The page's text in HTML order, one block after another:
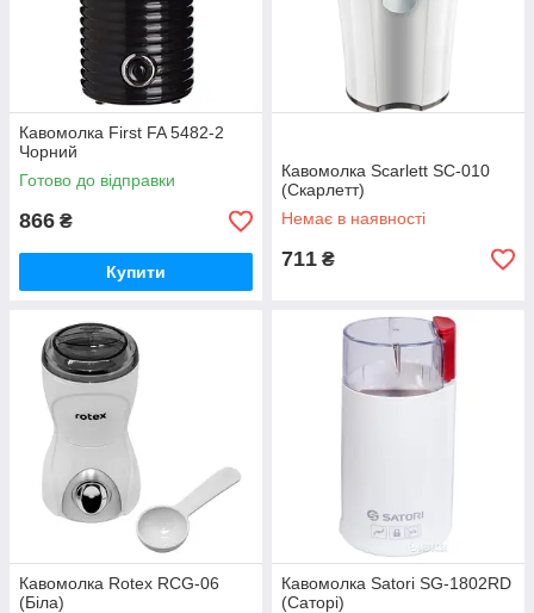
Кавомолка First FA 5482-2
Чорний
Готово до відправки
866 ₴
Купити
Кавомолка Scarlett SC-010
(Скарлетт)
Немає в наявності
711 ₴
Кавомолка Rotex RCG-06
(Біла)
Кавомолка Satori SG-1802RD
(Саторі)